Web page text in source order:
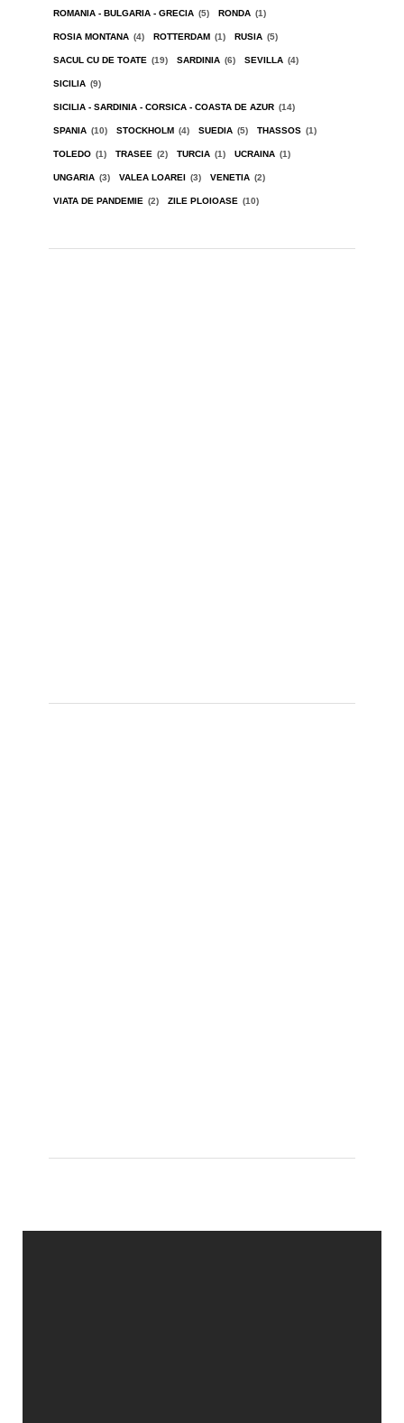
ROMANIA - BULGARIA - GRECIA (5) RONDA (1)
ROSIA MONTANA (4) ROTTERDAM (1) RUSIA (5)
SACUL CU DE TOATE (19) SARDINIA (6) SEVILLA (4)
SICILIA (9)
SICILIA - SARDINIA - CORSICA - COASTA DE AZUR (14)
SPANIA (10) STOCKHOLM (4) SUEDIA (5) THASSOS (1)
TOLEDO (1) TRASEE (2) TURCIA (1) UCRAINA (1)
UNGARIA (3) VALEA LOAREI (3) VENETIA (2)
VIATA DE PANDEMIE (2) ZILE PLOIOASE (10)